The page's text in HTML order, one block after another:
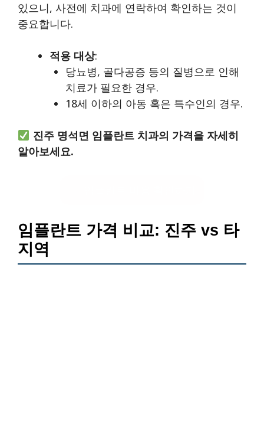
있으니, 사전에 치과에 연락하여 확인하는 것이
중요합니다.
적용 대상:
당뇨병, 골다공증 등의 질병으로 인해
치료가 필요한 경우.
18세 이하의 아동 혹은 특수인의 경우.
진주 명석면 임플란트 치과의 가격을 자세히
알아보세요.
임플란트 가격 비교: 진주 vs 타
지역